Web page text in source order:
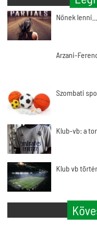
Nőnek lenni…
Arzani-
Szombati
Klub-vb: a
Klub vb